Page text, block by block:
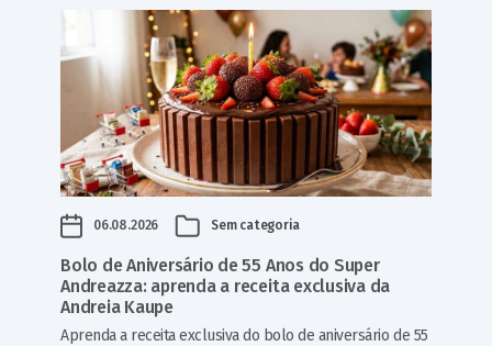
06.08.2026 Sem categoria
Bolo de Aniversário de 55 Anos do Super
Andreazza: aprenda a receita exclusiva da
Andreia Kaupe
Aprenda a receita exclusiva do bolo de aniversário de 55